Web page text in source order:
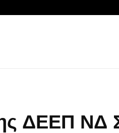
ΔΕΕΠ ΝΔ